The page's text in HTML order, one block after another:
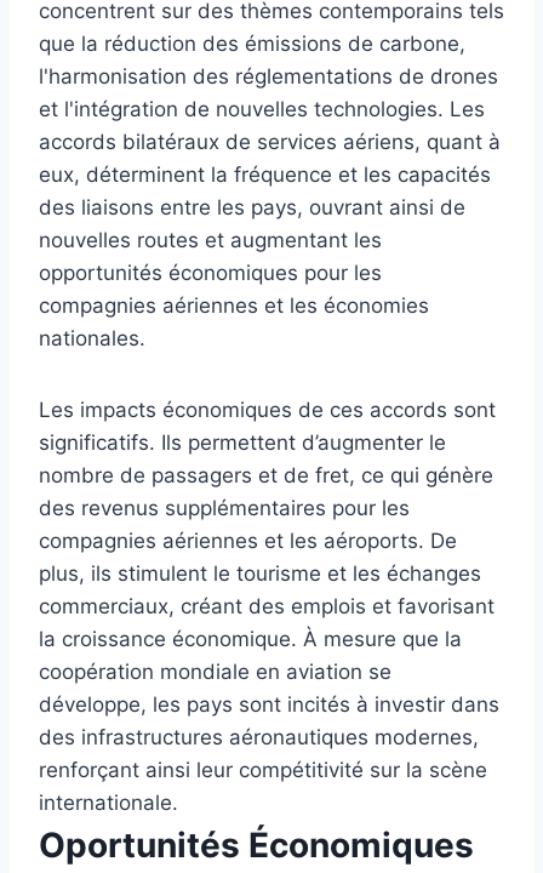
concentrent sur des thèmes contemporains tels
que la réduction des émissions de carbone,
l'harmonisation des réglementations de drones
et l'intégration de nouvelles technologies. Les
accords bilatéraux de services aériens, quant à
eux, déterminent la fréquence et les capacités
des liaisons entre les pays, ouvrant ainsi de
nouvelles routes et augmentant les
opportunités économiques pour les
compagnies aériennes et les économies
nationales.
Les impacts économiques de ces accords sont
significatifs. Ils permettent d’augmenter le
nombre de passagers et de fret, ce qui génère
des revenus supplémentaires pour les
compagnies aériennes et les aéroports. De
plus, ils stimulent le tourisme et les échanges
commerciaux, créant des emplois et favorisant
la croissance économique. À mesure que la
coopération mondiale en aviation se
développe, les pays sont incités à investir dans
des infrastructures aéronautiques modernes,
renforçant ainsi leur compétitivité sur la scène
internationale.
Oportunités Économiques